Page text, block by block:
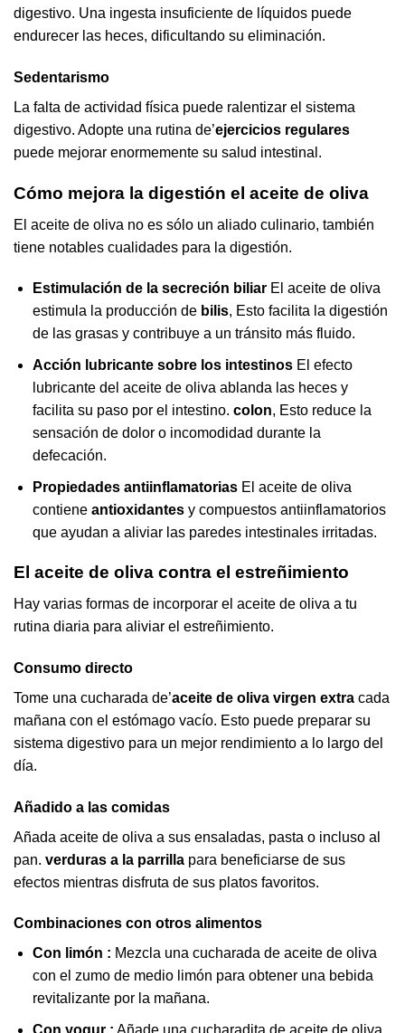
digestivo. Una ingesta insuficiente de líquidos puede
endurecer las heces, dificultando su eliminación.
Sedentarismo
La falta de actividad física puede ralentizar el sistema
digestivo. Adopte una rutina de’ejercicios regulares
puede mejorar enormemente su salud intestinal.
Cómo mejora la digestión el aceite de oliva
El aceite de oliva no es sólo un aliado culinario, también
tiene notables cualidades para la digestión.
Estimulación de la secreción biliarEl aceite de oliva
estimula la producción de bilis, Esto facilita la digestión
de las grasas y contribuye a un tránsito más fluido.
Acción lubricante sobre los intestinosEl efecto
lubricante del aceite de oliva ablanda las heces y
facilita su paso por el intestino. colon, Esto reduce la
sensación de dolor o incomodidad durante la
defecación.
Propiedades antiinflamatoriasEl aceite de oliva
contiene antioxidantesy compuestos antiinflamatorios
que ayudan a aliviar las paredes intestinales irritadas.
El aceite de oliva contra el estreñimiento
Hay varias formas de incorporar el aceite de oliva a tu
rutina diaria para aliviar el estreñimiento.
Consumo directo
Tome una cucharada de’aceite de oliva virgen extra cada
mañana con el estómago vacío. Esto puede preparar su
sistema digestivo para un mejor rendimiento a lo largo del
día.
Añadido a las comidas
Añada aceite de oliva a sus ensaladas, pasta o incluso al
pan. verduras a la parrilla para beneficiarse de sus
efectos mientras disfruta de sus platos favoritos.
Combinaciones con otros alimentos
Con limón : Mezcla una cucharada de aceite de oliva
con el zumo de medio limón para obtener una bebida
revitalizante por la mañana.
Con yogur : Añade una cucharadita de aceite de oliva